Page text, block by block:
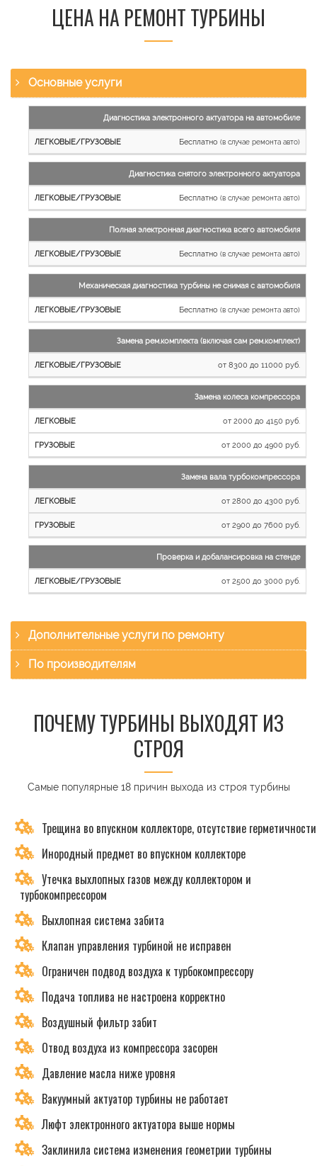
ЦЕНА НА РЕМОНТ ТУРБИНЫ
Основные услуги
работы
Легковые
и
Грузовые
автомобили
Диагностика электронного актуатора на автомобиле
Бесплатно (в случае ремонта авто)
Диагностика снятого электронного актуатора
Бесплатно (в случае ремонта авто)
Полная электронная диагностика всего автомобиля
Бесплатно (в случае ремонта авто)
Механическая диагностика турбины не снимая с автомобиля
Бесплатно (в случае ремонта авто)
Замена рем.комплекта (включая сам рем.комплект)
от 8300 до 11000 руб.
Замена колеса компрессора
от 2000 до 4150 руб.
от 2000 до 4900 руб.
Замена вала турбокомпрессора
от 2800 до 4300 руб.
от 2900 до 7600 руб.
Проверка и добалансировка на стенде
от 2500 до 3000 руб.
Дополнительные услуги по ремонту
По производителям
ПОЧЕМУ ТУРБИНЫ ВЫХОДЯТ ИЗ
СТРОЯ
Самые популярные 18 причин выхода из строя турбины
Трещина во впускном коллекторе, отсутствие герметичности
Инородный предмет во впускном коллекторе
Утечка выхлопных газов между коллектором и
турбокомпрессором
Выхлопная система забита
Клапан управления турбиной не исправен
Ограничен подвод воздуха к турбокомпрессору
Подача топлива не настроена корректно
Воздушный фильтр забит
Отвод воздуха из компрессора засорен
Давление масла ниже уровня
Вакуумный актуатор турбины не работает
Люфт электронного актуатора выше нормы
Заклинила система изменения геометрии турбины